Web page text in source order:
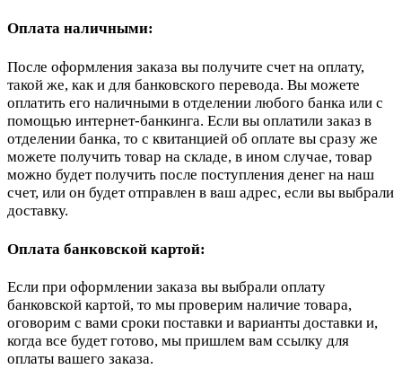
Оплата наличными:
После оформления заказа вы получите счет на оплату,
такой же, как и для банковского перевода. Вы можете
оплатить его наличными в отделении любого банка или с
помощью интернет-банкинга. Если вы оплатили заказ в
отделении банка, то с квитанцией об оплате вы сразу же
можете получить товар на складе, в ином случае, товар
можно будет получить после поступления денег на наш
счет, или он будет отправлен в ваш адрес, если вы выбрали
доставку.
Оплата банковской картой:
Если при оформлении заказа вы выбрали оплату
банковской картой, то мы проверим наличие товара,
оговорим с вами сроки поставки и варианты доставки и,
когда все будет готово, мы пришлем вам ссылку для
оплаты вашего заказа.